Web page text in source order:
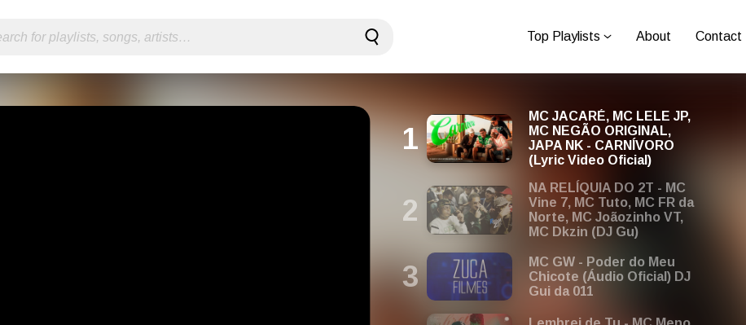
Top Playlists About Contact
MC JACARÉ, MC LELE JP,
MC NEGÃO ORIGINAL,
JAPA NK - CARNÍVORO
(Lyric Video Oficial)
NA RELÍQUIA DO 2T - MC
Vine 7, MC Tuto, MC FR da
Norte, MC Joãozinho VT,
MC Dkzin (DJ Gu)
MC GW - Poder do Meu
Chicote (Áudio Oficial) DJ
Gui da 011